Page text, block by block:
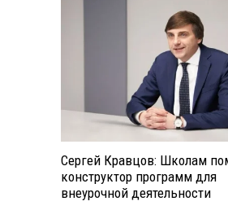
Сергей Кравцов: Школам
конструктор программ для
внеурочной деятельности